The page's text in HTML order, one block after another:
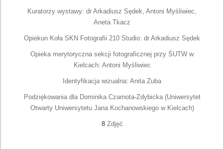
Kuratorzy wystawy: dr Arkadiusz Sędek, Antoni Myśliwiec,
Aneta Tkacz
Opiekun Koła SKN Fotografii 210 Studio: dr Arkadiusz Sędek
Opieka merytoryczna sekcji fotograficznej przy ŚUTW w
Kielcach: Antoni Myśliwiec
Identyfikacja wizualna: Anita Zuba
Podziękowania dla Dominika Czarnota-Zdybicka (Uniwersytet
Otwarty Uniwersytetu Jana Kochanowskiego w Kielcach)
8Zdjęć